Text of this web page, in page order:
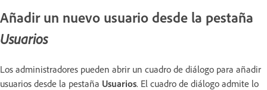
Añadir un nuevo usuario desde la pestaña
Usuarios
Los administradores pueden abrir un cuadro de diálogo para añadir
usuarios desde la pestaña Usuarios. El cuadro de diálogo admite lo